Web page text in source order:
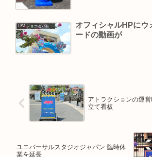
USJ ショーとパレード
オフィシャルHPにウ
ードの動画が
アトラクションの運
立て看板
ユニバーサルスタジオジャパン 臨時休
業を延長